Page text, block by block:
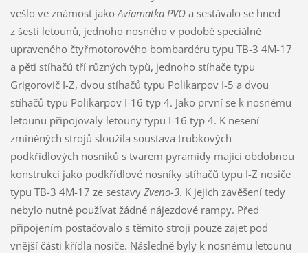
vešlo ve známost jako Aviamatka PVOa sestávalo se hned
z šesti letounů, jednoho nosného v podobě speciálně
upraveného čtyřmotorového bombardéru typu TB-3 4M-17
a pěti stíhačů tří různých typů, jednoho stíhače typu
Grigorovič I-Z, dvou stíhačů typu Polikarpov I-5 a dvou
stíhačů typu Polikarpov I-16 typ 4. Jako první se k nosnému
letounu připojovaly letouny typu I-16 typ 4. K nesení
zmíněných strojů sloužila soustava trubkových
podkřídlových nosníků s tvarem pyramidy mající obdobnou
konstrukci jako podkřídlové nosníky stíhačů typu I-Z nosiče
typu TB-3 4M-17 ze sestavy Zveno-3. K jejich zavěšení tedy
nebylo nutné používat žádné nájezdové rampy. Před
připojením postačovalo s těmito stroji pouze zajet pod
vnější části křídla nosiče. Následně byly k nosnému letounu